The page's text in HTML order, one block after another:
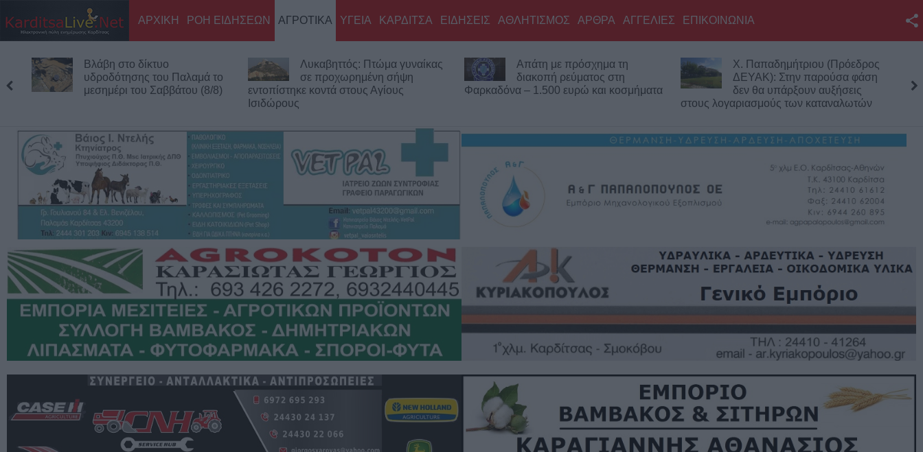
Twitter
YouTube
Επικοινωνία με το
KarditsaLive.Net
ΑΡΧΙΚΗ ΡΟΗ ΕΙΔΗΣΕΩΝ ΑΓΡΟΤΙΚΑ ΥΓΕΙΑ ΚΑΡΔΙΤΣΑ ΕΙΔΗΣΕΙΣ ΑΘΛΗΤΙΣΜΟΣ ΑΡΘΡΑ ΑΓΓΕΛΙΕΣ ΕΠΙΚΟΙΝΩΝΙΑ
Λυκαβηττός: Πτώμα γυναίκας
σε προχωρημένη σήψη
εντοπίστηκε κοντά στους Αγίους
Απάτη με πρόσχημα τη
διακοπή ρεύματος στη
Φαρκαδόνα – 1.500 ευρώ και κοσμήματα
Χ. Παπαδημήτριου (Πρόεδρος
ΔΕΥΑΚ): Στην παρούσα φάση
δεν θα υπάρξουν αυξήσεις
Υπεγράφη η σύμβαση για την
«Αναβάθμιση υποδομών
κεντρικής δομής του
Μουσείου Πόλης»